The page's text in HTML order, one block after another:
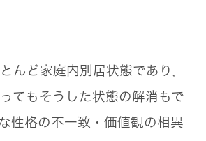
んど家庭内別居状態であり，
てもそうした状態の解消もで
性格の不一致・価値観の相異